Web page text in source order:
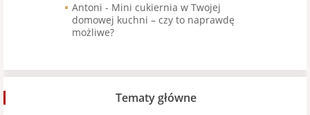
Antoni - Mini cukiernia w Twojej
domowej kuchni – czy to naprawdę
możliwe?
Tematy główne